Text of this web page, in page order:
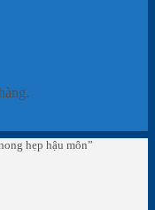
hẹp hậu môn”